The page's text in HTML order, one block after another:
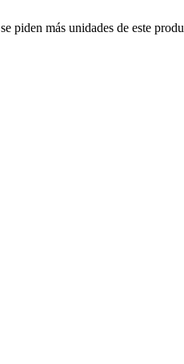
piden más unidades de este